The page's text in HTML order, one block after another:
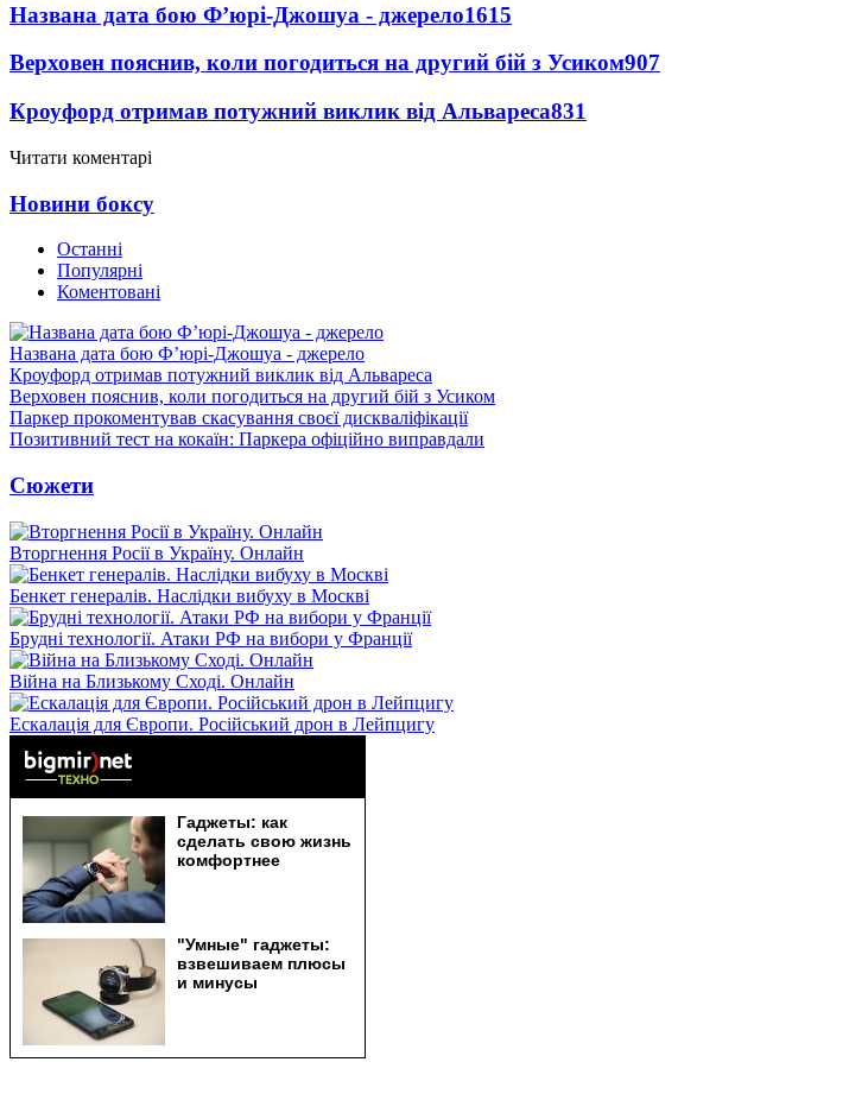
Названа дата бою Ф’юрі-Джошуа - джерело1615
Верховен пояснив, коли погодиться на другий бій з Усиком907
Кроуфорд отримав потужний виклик від Альвареса831
Читати коментарі
Новини боксу
Останні
Популярні
Коментовані
Названа дата бою Ф’юрі-Джошуа - джерело
Кроуфорд отримав потужний виклик від Альвареса
Верховен пояснив, коли погодиться на другий бій з Усиком
Паркер прокоментував скасування своєї дискваліфікації
Позитивний тест на кокаїн: Паркера офіційно виправдали
Сюжети
Вторгнення Росії в Україну. Онлайн
Бенкет генералів. Наслідки вибуху в Москві
Брудні технології. Атаки РФ на вибори у Франції
Війна на Близькому Сході. Онлайн
Ескалація для Європи. Російський дрон в Лейпцигу